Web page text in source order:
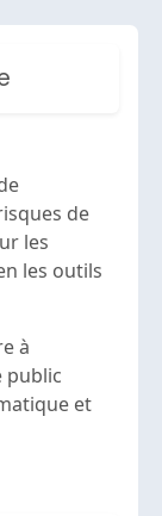
de
les
les outils
à
public
et